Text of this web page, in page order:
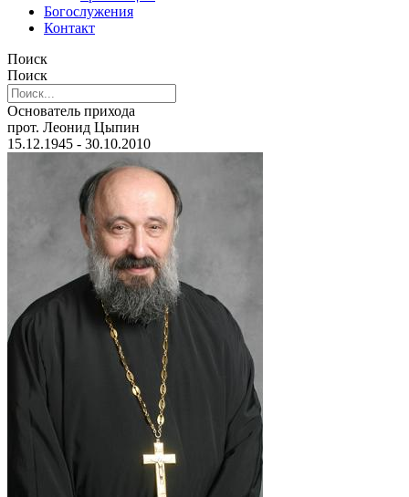
Богослужения
Контакт
Поиск
Поиск
Основатель прихода
прот. Леонид Цыпин
15.12.1945 - 30.10.2010